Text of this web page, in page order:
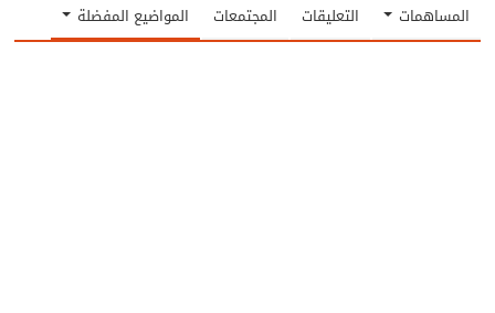
المساهمات التعليقات المجتمعات المواضيع المفضلة